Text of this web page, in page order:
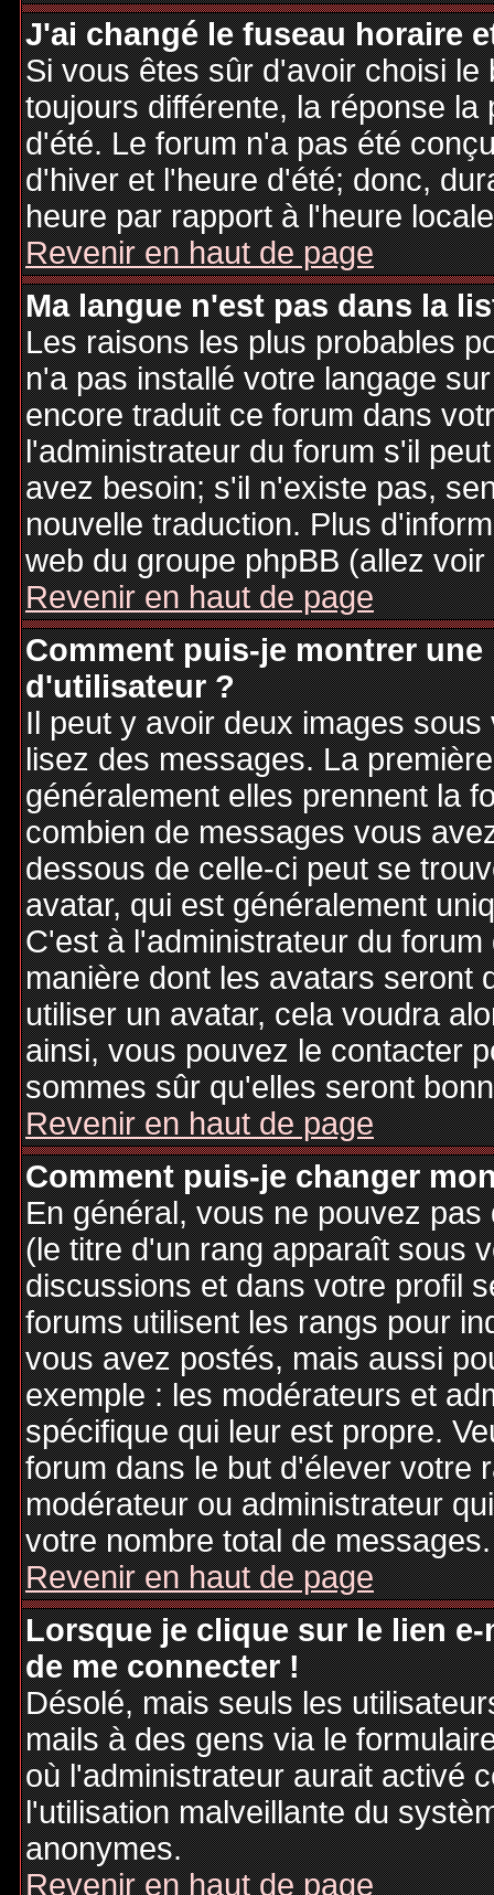
J'ai changé le fuseau horaire
Si vous êtes sûr d'avoir choisi
toujours différente, la réponse
d'été. Le forum n'a pas été
d'hiver et l'heure d'été; donc,
heure par rapport à l'heure
Revenir en haut de page
Ma langue n'est pas dans la
Les raisons les plus probables
n'a pas installé votre langage
encore traduit ce forum dans
l'administrateur du forum s'il
avez besoin; s'il n'existe pas,
nouvelle traduction. Plus
web du groupe phpBB (allez
Revenir en haut de page
Comment puis-je montrer
d'utilisateur ?
Il peut y avoir deux images
lisez des messages. La
généralement elles prennent la
combien de messages vous
dessous de celle-ci peut se
avatar, qui est généralement
C'est à l'administrateur du
manière dont les avatars seront
utiliser un avatar, cela voudra
ainsi, vous pouvez le contacter
sommes sûr qu'elles seront
Revenir en haut de page
Comment puis-je changer
En général, vous ne pouvez
(le titre d'un rang apparaît sous
discussions et dans votre profil
forums utilisent les rangs pour
vous avez postés, mais aussi
exemple : les modérateurs et
spécifique qui leur est propre.
forum dans le but d'élever votre
modérateur ou administrateur
votre nombre total de messages.
Revenir en haut de page
Lorsque je clique sur le lien
de me connecter !
Désolé, mais seuls les
mails à des gens via le
où l'administrateur aurait activé
l'utilisation malveillante du
anonymes.
Revenir en haut de page